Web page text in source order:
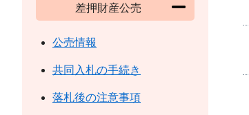
差押財産公売
公売情報
共同入札の手続き
落札後の注意事項